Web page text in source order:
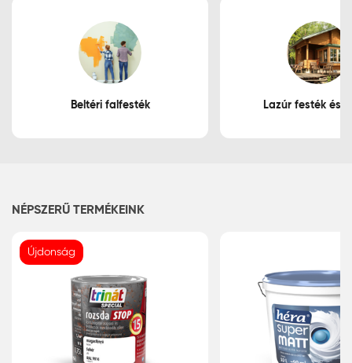
Beltéri falfesték Lazúr festék és
NÉPSZERŰ TERMÉKEINK
Újdonság